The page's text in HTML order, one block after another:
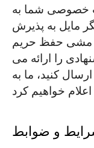
خصوصی شما به
مایل به پذیرش
مشی حفظ حریم
را ارائه می
کنید، ما به
و ضوابط